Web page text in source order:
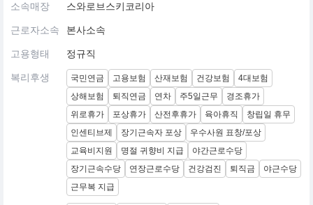
소속매장 스와로브스키코리아
근로자소속 본사소속
고용형태 정규직
복리후생 국민연금 고용보험 산재보험 건강보험
4대보험
상해보험
퇴직연금 연차 주5일근무
경조휴가
위로휴가
포상휴가 산전후휴가 육아휴직
창립일 휴무
인센티브제
장기근속자 포상
우수사원 표창/포상
교육비지원
명절 귀향비 지급
야간근로수당
장기근속수당
연장근로수당 건강검진 퇴직금
야근수당
근무복 지급